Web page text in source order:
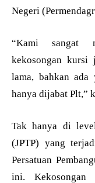
Negeri
“Kami sangat
kekosongan kursi
lama, bahkan ada
hanya dijabat Plt,”
Tak hanya di
(JPTP) yang
Persatuan
ini.